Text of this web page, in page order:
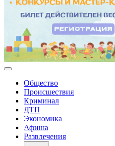
Общество
Происшествия
Криминал
ДТП
Экономика
Афиша
Развлечения